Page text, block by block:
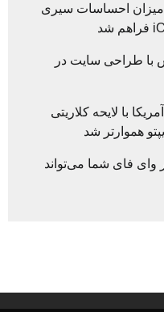
احساسات سیری
با طراحی سایت در
با لایحه کلاریتی
وای فای شما می‌تواند